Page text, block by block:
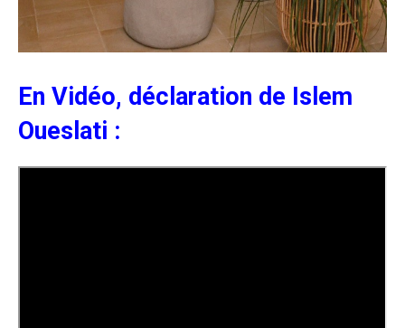
En Vidéo, déclaration de Islem
Oueslati :